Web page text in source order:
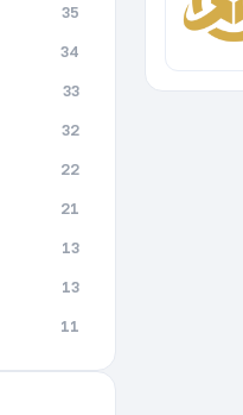
35
34
33
32
22
21
13
13
11